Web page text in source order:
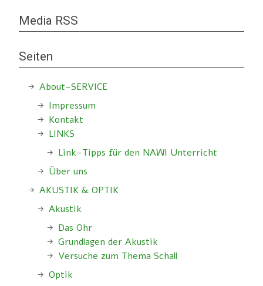
Media RSS
Seiten
About-SERVICE
Impressum
Kontakt
LINKS
Link-Tipps für den NAWI Unterricht
Über uns
AKUSTIK & OPTIK
Akustik
Das Ohr
Grundlagen der Akustik
Versuche zum Thema Schall
Optik